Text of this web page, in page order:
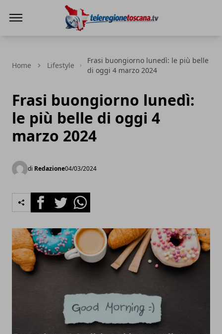
Home Lifestyle
Frasi buongiorno lunedì: le più belle
di oggi 4 marzo 2024
Frasi buongiorno lunedì:
le più belle di oggi 4
marzo 2024
di Redazione04/03/2024
FacebookTwitterWhatsapp